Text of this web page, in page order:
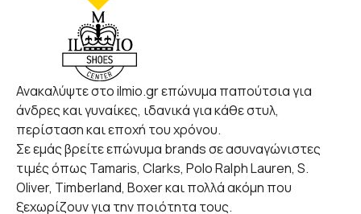
Ανακαλύψτε στο ilmio.gr επώνυμα παπούτσια για
άνδρες και γυναίκες, ιδανικά για κάθε στυλ,
περίσταση και εποχή του χρόνου.
Σε εμάς βρείτε επώνυμα brands σε ασυναγώνιστες
τιμές όπως Tamaris, Clarks, Polo Ralph Lauren, S.
Oliver, Timberland, Boxer και πολλά ακόμη που
ξεχωρίζουν για την ποιότητα τους.